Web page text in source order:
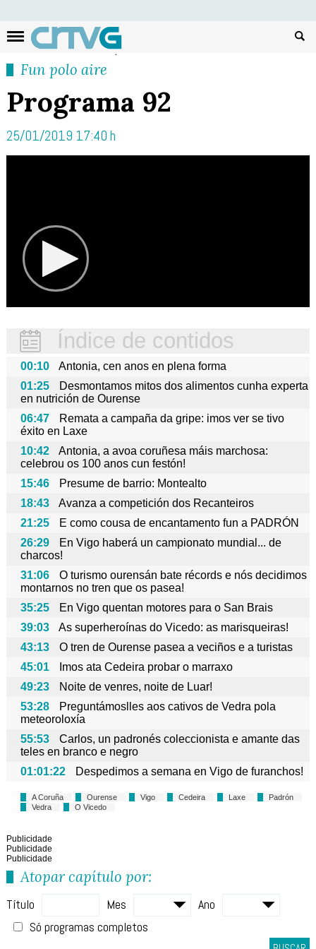
Fun polo aire
Programa 92
25/01/2019 17:40 h
Índice de contidos
00:10
Antonia, cen anos en plena forma
01:25
Desmontamos mitos dos alimentos cunha experta
en nutrición de Ourense
06:47
Remata a campaña da gripe: imos ver se tivo
éxito en Laxe
10:42
Antonia, a avoa coruñesa máis marchosa:
celebrou os 100 anos cun festón!
15:46
Presume de barrio: Montealto
18:43
Avanza a competición dos Recanteiros
21:25
E como cousa de encantamento fun a PADRÓN
26:29
En Vigo haberá un campionato mundial... de
charcos!
31:06
O turismo ourensán bate récords e nós decidimos
montarnos no tren que os pasea!
35:25
En Vigo quentan motores para o San Brais
39:03
As superheroínas do Vicedo: as marisqueiras!
43:13
O tren de Ourense pasea a veciños e a turistas
45:01
Imos ata Cedeira probar o marraxo
49:23
Noite de venres, noite de Luar!
53:28
Preguntámoslles aos cativos de Vedra pola
meteoroloxía
55:53
Carlos, un padronés coleccionista e amante das
teles en branco e negro
01:01:22
Despedimos a semana en Vigo de furanchos!
A Coruña Ourense Vigo Cedeira Laxe
Padrón
Vedra
O Vicedo
Publicidade
Publicidade
Publicidade
Atopar capítulo por:
Título Mes
Ano
Só programas completos